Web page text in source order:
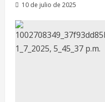
10 de julio de 2025